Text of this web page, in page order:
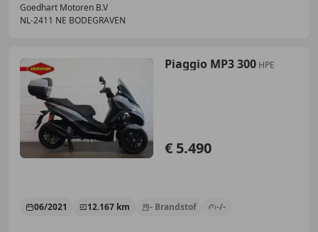
Goedhart Motoren B.V
NL-2411 NE BODEGRAVEN
Piaggio MP3 300 HPE
€ 5.490
06/2021 12.167 km - Brandstof -/-